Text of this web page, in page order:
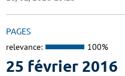
PAGES
relevance: 100%
25 février 2016